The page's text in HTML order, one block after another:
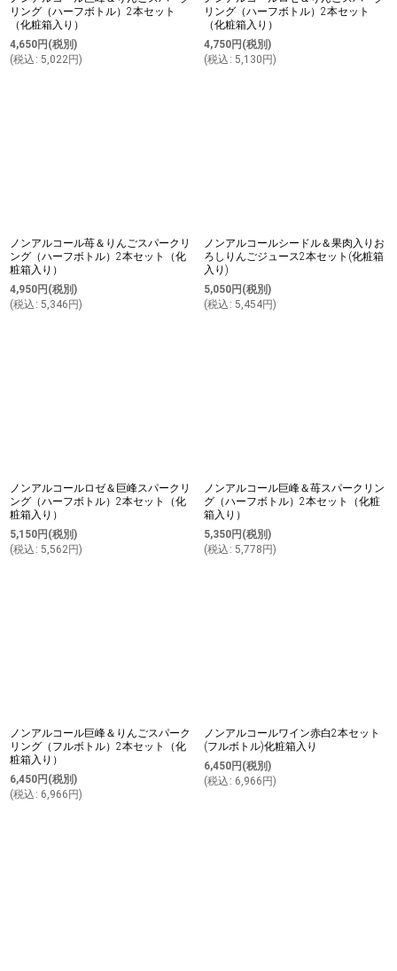
リング（ハーフボトル）2本セット
（化粧箱入り）
4,650円 (税別)
(税込 : 5,022円)
リング（ハーフボトル）2本セット
（化粧箱入り）
4,750円 (税別)
(税込 : 5,130 円)
ノンアルコール苺＆りんごスパークリ
ング（ハーフボトル）2本セット（化
粧箱入り）
4,950円 (税別)
(税込 : 5,346 円)
ノンアルコールシードル＆果肉入りお
ろしりんごジュース2本セット(化粧箱
入り)
5,050円 (税別)
(税込 : 5,454円)
ノンアルコールロゼ＆巨峰スパークリ
ング（ハーフボトル）2本セット（化
粧箱入り）
5,150円 (税別)
(税込 : 5,562円)
ノンアルコール巨峰＆苺スパークリン
グ（ハーフボトル）2本セット（化粧
箱入り）
5,350円 (税別)
(税込 : 5,778 円)
ノンアルコール巨峰＆りんごスパーク
リング（フルボトル）2本セット（化
粧箱入り）
6,450円 (税別)
(税込 : 6,966 円)
ノンアルコールワイン赤白2本セット
(フルボトル)化粧箱入り
6,450円 (税別)
(税込 : 6,966 円)